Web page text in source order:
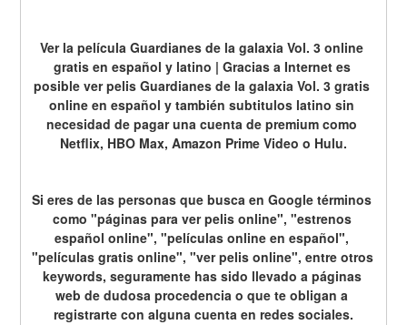
Ver la película Guardianes de la galaxia Vol. 3 online
gratis en español y latino | Gracias a Internet es
posible ver pelis Guardianes de la galaxia Vol. 3 gratis
online en español y también subtitulos latino sin
necesidad de pagar una cuenta de premium como
Netflix, HBO Max, Amazon Prime Video o Hulu.
Si eres de las personas que busca en Google términos
como "páginas para ver pelis online", "estrenos
español online", "películas online en español",
"películas gratis online", "ver pelis online", entre otros
keywords, seguramente has sido llevado a páginas
web de dudosa procedencia o que te obligan a
registrarte con alguna cuenta en redes sociales.